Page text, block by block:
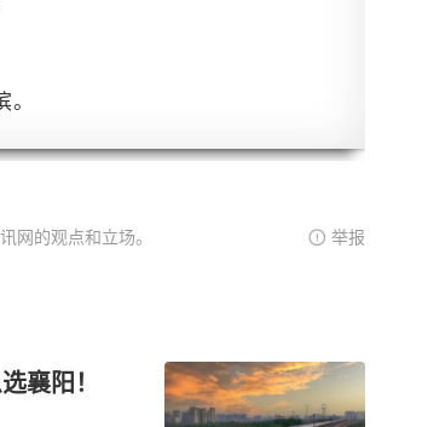
网的观点和立场。 举报
襄阳！